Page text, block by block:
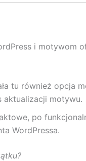
i motywom
tu również opcja
aktualizacji motywu.
po
WordPressa.